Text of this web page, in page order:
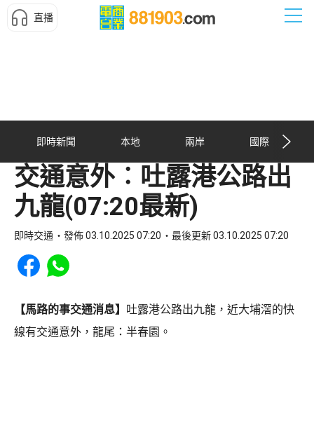
直播
即時新聞 本地 兩岸 國際
交通意外︰吐露港公路出
九龍(07:20最新)
即時交通 發佈 03.10.2025 07:20 最後更新 03.10.2025 07:20
Share to Facebook
Share to WhatsApp
【馬路的事交通消息】 吐露港公路出九龍，近大埔滘的快
線有交通意外，龍尾：半春園。